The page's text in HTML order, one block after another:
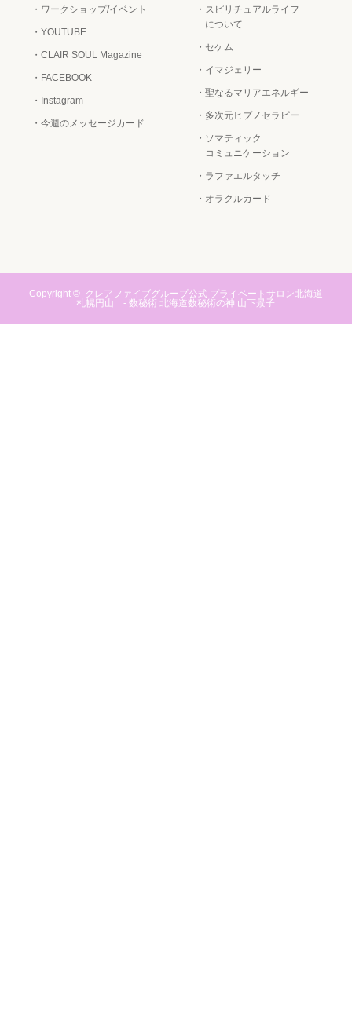
・ワークショップ/イベント
・YOUTUBE
・CLAIR SOUL Magazine
・FACEBOOK
・Instagram
・今週のメッセージカード
・スピリチュアルライフ
について
・セケム
・イマジェリー
・聖なるマリアエネルギー
・多次元ヒプノセラピー
・ソマティック
コミュニケーション
・ラファエルタッチ
・オラクルカード
Copyright © クレアファイブグループ公式 プライベートサロン北海道
札幌円山 - 数秘術 北海道数秘術の神 山下景子